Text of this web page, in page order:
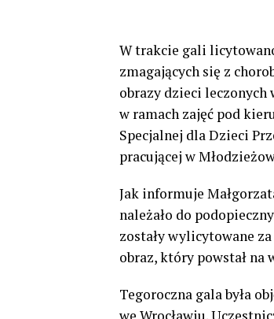
W trakcie gali
zmagających się z
obrazy dzieci leczonych
w ramach zajęć pod
Specjalnej dla Dzieci
pracującej w
Jak informuje
należało do
zostały wylicytowane
obraz, który powstał na
Tegoroczna gala była